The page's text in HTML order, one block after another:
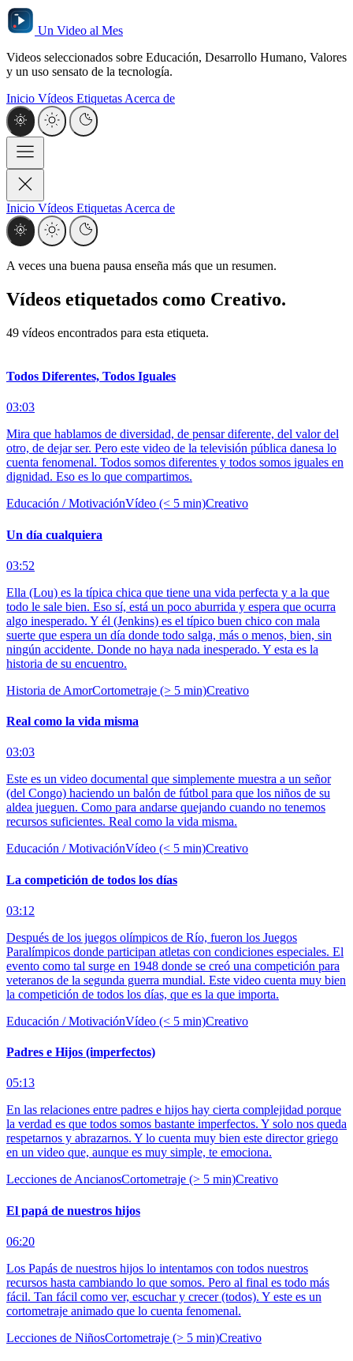
Un Video al Mes
Videos seleccionados sobre Educación, Desarrollo Humano, Valores
y un uso sensato de la tecnología.
Inicio Vídeos Etiquetas Acerca de
Inicio Vídeos Etiquetas Acerca de
A veces una buena pausa enseña más que un resumen.
Vídeos etiquetados como Creativo.
49 vídeos encontrados para esta etiqueta.
Todos Diferentes, Todos Iguales
03:03
Mira que hablamos de diversidad, de pensar diferente, del valor del
otro, de dejar ser. Pero este video de la televisión pública danesa lo
cuenta fenomenal. Todos somos diferentes y todos somos iguales en
dignidad. Eso es lo que compartimos.
Educación / MotivaciónVídeo (< 5 min)Creativo
Un día cualquiera
03:52
Ella (Lou) es la típica chica que tiene una vida perfecta y a la que
todo le sale bien. Eso sí, está un poco aburrida y espera que ocurra
algo inesperado. Y él (Jenkins) es el típico buen chico con mala
suerte que espera un día donde todo salga, más o menos, bien, sin
ningún accidente. Donde no haya nada inesperado. Y esta es la
historia de su encuentro.
Historia de AmorCortometraje (> 5 min)Creativo
Real como la vida misma
03:03
Este es un video documental que simplemente muestra a un señor
(del Congo) haciendo un balón de fútbol para que los niños de su
aldea jueguen. Como para andarse quejando cuando no tenemos
recursos suficientes. Real como la vida misma.
Educación / MotivaciónVídeo (< 5 min)Creativo
La competición de todos los días
03:12
Después de los juegos olímpicos de Río, fueron los Juegos
Paralímpicos donde participan atletas con condiciones especiales. El
evento como tal surge en 1948 donde se creó una competición para
veteranos de la segunda guerra mundial. Este video cuenta muy bien
la competición de todos los días, que es la que importa.
Educación / MotivaciónVídeo (< 5 min)Creativo
Padres e Hijos (imperfectos)
05:13
En las relaciones entre padres e hijos hay cierta complejidad porque
la verdad es que todos somos bastante imperfectos. Y solo nos queda
respetarnos y abrazarnos. Y lo cuenta muy bien este director griego
en un video que, aunque es muy simple, te emociona.
Lecciones de AncianosCortometraje (> 5 min)Creativo
El papá de nuestros hijos
06:20
Los Papás de nuestros hijos lo intentamos con todos nuestros
recursos hasta cambiando lo que somos. Pero al final es todo más
fácil. Tan fácil como ver, escuchar y crecer (todos). Y este es un
cortometraje animado que lo cuenta fenomenal.
Lecciones de NiñosCortometraje (> 5 min)Creativo